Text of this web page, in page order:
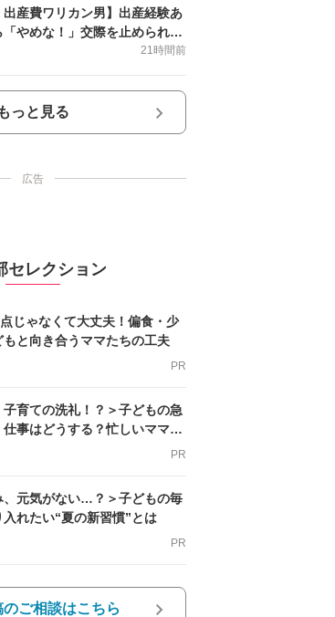
出産費ワリカン男】出産経験あ
「やめな！」交際を止められ＜
コマ母道場
21時間前
もっと見る
広告
セレクション
じゃなくて大丈夫！偏食・少
もと向き合うママたちの工夫
PR
子育ての洗礼！？＞子どもの急
仕事はどうする？忙しいママを
PR
、元気がない…？＞子どもの毎
入れたい“夏の新習慣”とは
PR
のご相談はこちら